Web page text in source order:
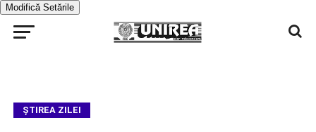
Modifică Setările
ŞTIREA ZILEI